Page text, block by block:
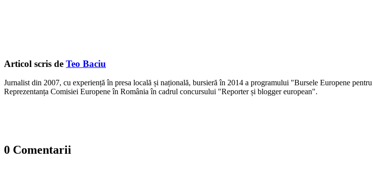
Articol scris de Teo Baciu
Jurnalist din 2007, cu experiență în presa locală și națională, bursieră în 2014 a programului "Bursele Europene
Reprezentanța Comisiei Europene în România în cadrul concursului "Reporter și blogger european".
0 Comentarii